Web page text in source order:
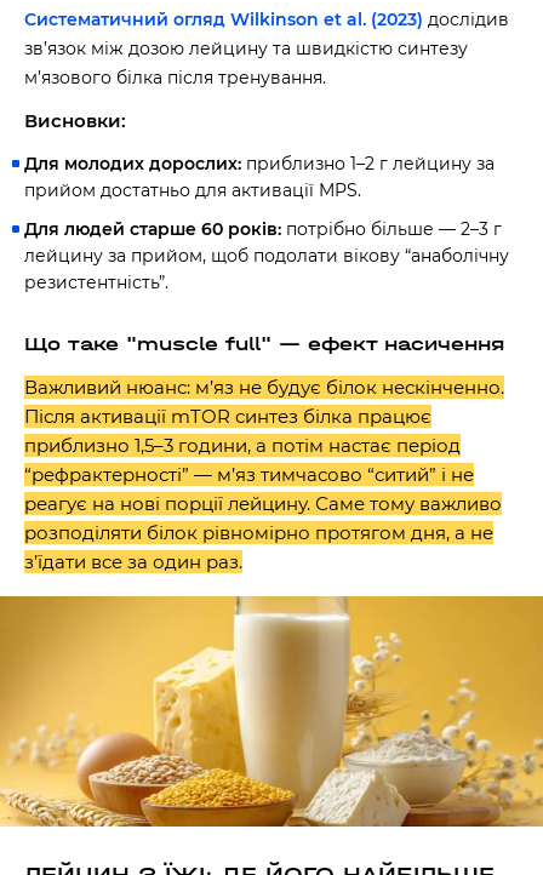
Систематичний огляд Wilkinson et al. (2023) дослідив
зв’язок між дозою лейцину та швидкістю синтезу
м’язового білка після тренування.
Висновки:
Для молодих дорослих: приблизно 1–2 г лейцину за
прийом достатньо для активації MPS.
Для людей старше 60 років: потрібно більше — 2–3 г
лейцину за прийом, щоб подолати вікову “анаболічну
резистентність”.
Що таке "muscle full" — ефект насичення
Важливий нюанс: м’яз не будує білок нескінченно.
Після активації mTOR синтез білка працює
приблизно 1,5–3 години, а потім настає період
“рефрактерності” — м’яз тимчасово “ситий” і не
реагує на нові порції лейцину. Саме тому важливо
розподіляти білок рівномірно протягом дня, а не
з’їдати все за один раз.